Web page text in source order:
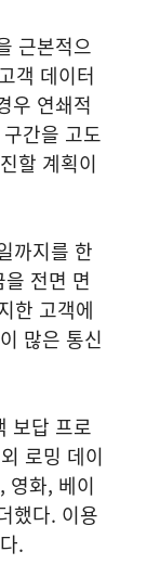
근본적으
객 데이터
우 연쇄적
간을 고도
할 계획이
까지를 한
전면 면
한 고객에
많은 통신
보답 프로
로밍 데이
영화, 베이
했다. 이용
.